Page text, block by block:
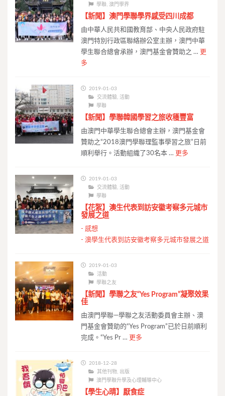
學聯,澳門學界
【新聞】澳門學聯學界感受四川成都
由中華人民共和國教育部、中央人民政府駐
澳門特別行政區聯絡辦公室主辦，澳門中華
學生聯合總會承辦，澳門基金會贊助之 … 更
多
2019-01-03
交流體驗,活動
學聯
【新聞】學聯韓國學習之旅收穫豐富
由澳門中華學生聯合總會主辦，澳門基金會
贊助之“2018澳門學聯理監事學習之旅”日前
順利舉行。活動組織了30名本 … 更多
2019-01-03
交流體驗,活動
學聯
【花絮】澳生代表到訪安徽考察多元城市
發展之道
- 感想
- 澳學生代表到訪安徽考察多元城市發展之道
2019-01-03
活動
學聯之友
【新聞】學聯之友“Yes Program”凝聚效果
佳
由澳門學聯—學聯之友活動委員會主辦、澳
門基金會贊助的“Yes Program”已於日前順利
完成。“Yes Pr … 更多
2018-12-28
其他刊物, 出版
澳門學聯升學及心理輔導中心
【學生心晴】厭食症